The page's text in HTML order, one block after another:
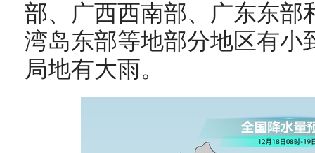
部、广西西南部、广东东部
湾岛东部等地部分地区有小
局地有大雨。